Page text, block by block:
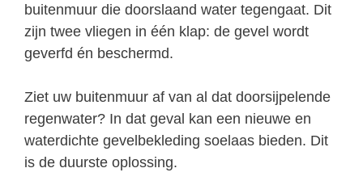
buitenmuur die doorslaand water tegengaat. Dit
zijn twee vliegen in één klap: de gevel wordt
geverfd én beschermd.
Ziet uw buitenmuur af van al dat doorsijpelende
regenwater? In dat geval kan een nieuwe en
waterdichte gevelbekleding soelaas bieden. Dit
is de duurste oplossing.